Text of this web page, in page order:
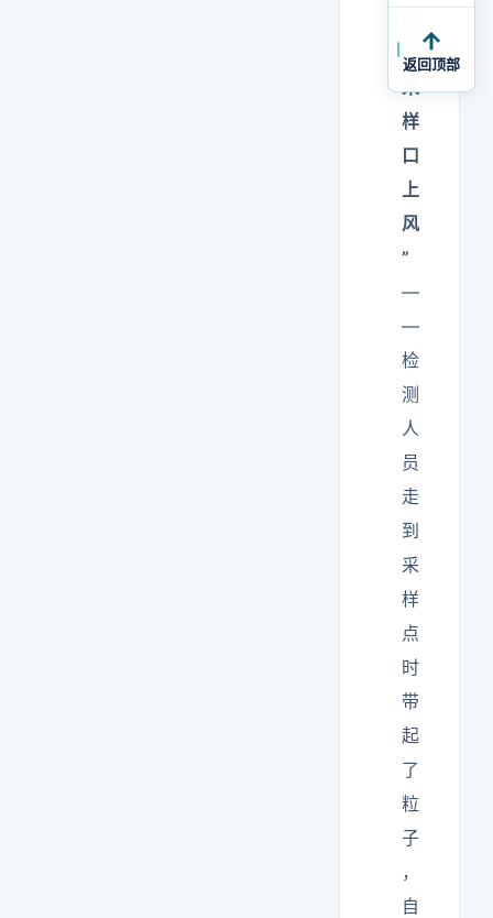
在
采
样
口
上
风
”
—
—
检
测
人
员
走
到
采
样
点
时
带
起
了
粒
子
，
自
返回顶部